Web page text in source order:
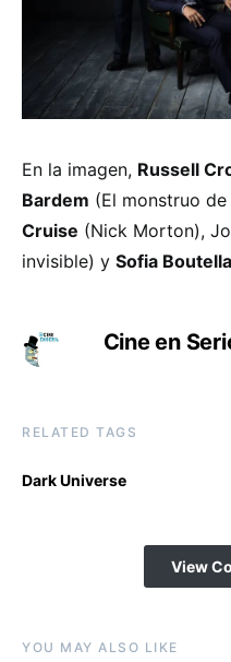
En la imagen, Russell
Bardem (El monstruo
Cruise (Nick Morton),
invisible) y Sofia Boutella
Cine en
RELATED TAGS
Dark Universe
View
YOU MAY ALSO LIKE